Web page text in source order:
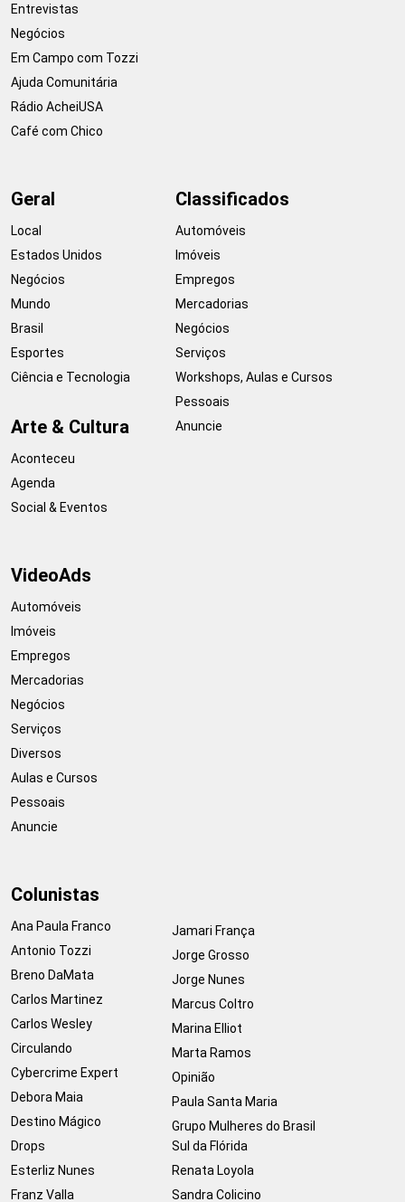
Entrevistas
Negócios
Em Campo com Tozzi
Ajuda Comunitária
Rádio AcheiUSA
Café com Chico
Geral
Local
Estados Unidos
Negócios
Mundo
Brasil
Esportes
Ciência e Tecnologia
Arte & Cultura
Aconteceu
Agenda
Social & Eventos
Classificados
Automóveis
Imóveis
Empregos
Mercadorias
Negócios
Serviços
Workshops, Aulas e Cursos
Pessoais
Anuncie
VideoAds
Automóveis
Imóveis
Empregos
Mercadorias
Negócios
Serviços
Diversos
Aulas e Cursos
Pessoais
Anuncie
Colunistas
Ana Paula Franco
Antonio Tozzi
Breno DaMata
Carlos Martinez
Carlos Wesley
Circulando
Cybercrime Expert
Debora Maia
Destino Mágico
Drops
Esterliz Nunes
Franz Valla
Jamari França
Jorge Grosso
Jorge Nunes
Marcus Coltro
Marina Elliot
Marta Ramos
Opinião
Paula Santa Maria
Grupo Mulheres do Brasil
Sul da Flórida
Renata Loyola
Sandra Colicino